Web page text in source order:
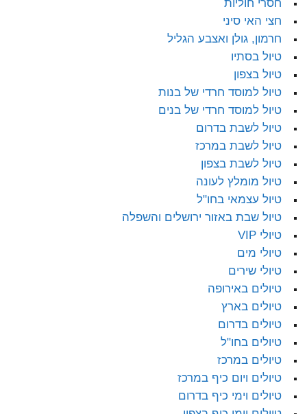
חסרי חוליות
חצי האי סיני
חרמון, גולן ואצבע הגליל
טיול בסתיו
טיול בצפון
טיול למוסד חרדי של בנות
טיול למוסד חרדי של בנים
טיול לשבת בדרום
טיול לשבת במרכז
טיול לשבת בצפון
טיול מומלץ לעונה
טיול עצמאי בחו"ל
טיול שבת באזור ירושלים והשפלה
טיולי VIP
טיולי מים
טיולי שירים
טיולים באירופה
טיולים בארץ
טיולים בדרום
טיולים בחו"ל
טיולים במרכז
טיולים ויום כיף במרכז
טיולים וימי כיף בדרום